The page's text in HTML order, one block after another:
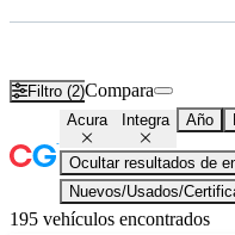
Filtro (2)Compara
Acura Integra Año
Ocultar resultados de
Nuevos/Usados/
195 vehículos encontrados